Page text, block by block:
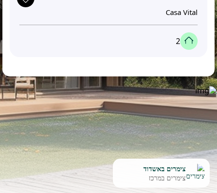
Casa Vital
2
צימרים באשדוד
צימרים במרכז